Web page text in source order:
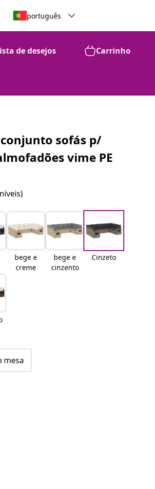
português
de desejos Carrinho
sofás p/
vime PE
bege e
creme
bege e
cinzento
Cinzeto
mesa